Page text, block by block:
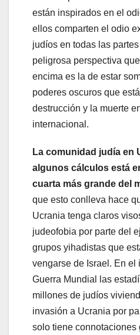
están inspirados en el
ellos comparten el odio
judíos en todas las
peligrosa perspectiva
encima es la de estar
poderes oscuros que
destrucción y la muerte
internacional.
La comunidad judía en
algunos cálculos está
cuarta más grande del
que esto conlleva hace
Ucrania tenga claros
judeofobia por parte del
grupos yihadistas que
vengarse de Israel. En el
Guerra Mundial las
millones de judíos
invasión a Ucrania por
solo tiene connotaciones